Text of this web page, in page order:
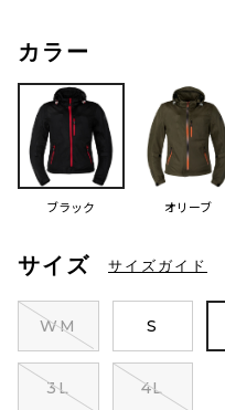
カラー
ブラック オリーブ
サイズ サイズガイド
WM S
3L 4L